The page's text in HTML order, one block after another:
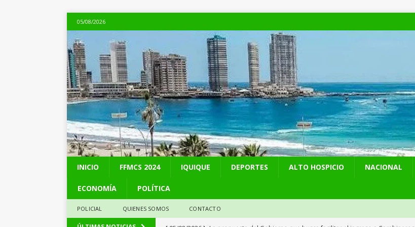
05/08/2026
INICIO FFMCS 2024 IQUIQUE DEPORTES ALTO HOSPICIO NACIONAL
ECONOMÍA POLÍTICA
POLICIAL QUIENES SOMOS CONTACTO